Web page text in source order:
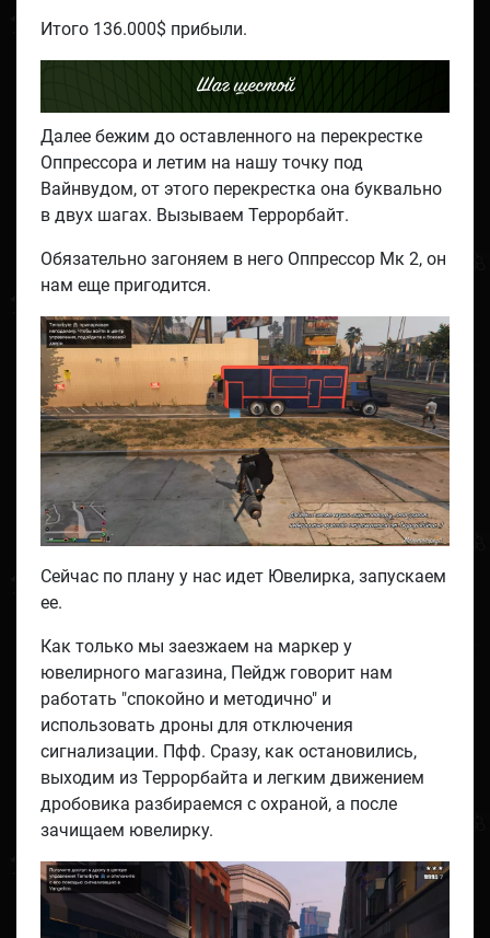
Итого 136.000$ прибыли.
Шаг шестой
Далее бежим до оставленного на перекрестке
Оппрессора и летим на нашу точку под
Вайнвудом, от этого перекрестка она буквально
в двух шагах. Вызываем Террорбайт.
Обязательно загоняем в него Оппрессор Мк 2, он
нам еще пригодится.
Сейчас по плану у нас идет Ювелирка, запускаем
ее.
Как только мы заезжаем на маркер у
ювелирного магазина, Пейдж говорит нам
работать "спокойно и методично" и
использовать дроны для отключения
сигнализации. Пфф. Сразу, как остановились,
выходим из Террорбайта и легким движением
дробовика разбираемся с охраной, а после
зачищаем ювелирку.